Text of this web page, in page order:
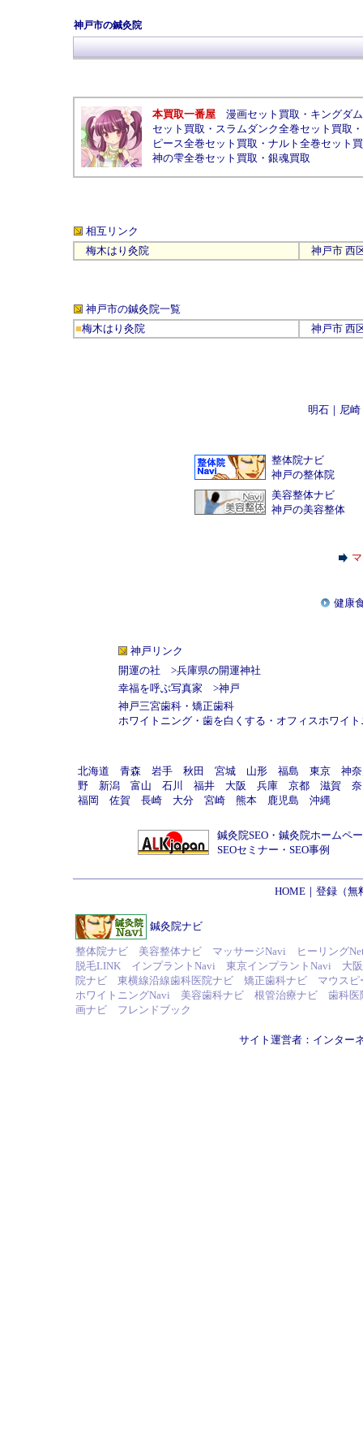
神戸市の鍼灸院
本買取一番屋 漫画セット買取 ・ キングダ
セット買取 ・ スラムダンク全巻セット買取 ・
ピース全巻セット買取 ・ ナルト全巻セット
神の雫全巻セット買取 ・ 銀魂買取
相互リンク
梅木はり灸院
神戸市 西
神戸市の鍼灸院一覧
■梅木はり灸院 神戸市 西
明石｜ 尼崎
整体院ナビ
神戸の整体院
美容整体ナビ
神戸の美容整体
健康
神戸 リンク
開運の社 >兵庫県の開運神社
幸福を呼ぶ写真家 >神戸
神戸三宮歯科・矯正歯科
ホワイトニング ・ 歯を白くする ・ オフィスホワイ
北海道 青森 岩手 秋田 宮城 山形 福島 東京
神
野
新潟 富山 石川 福井 大阪 兵庫 京都 滋賀
福岡
佐賀 長崎 大分 宮崎 熊本 鹿児島 沖縄
鍼灸院SEO ・ 鍼灸院ホームペ
SEOセミナー ・ SEO事例
HOME ｜ 登録（無
鍼灸院ナビ
整体院ナビ 美容整体ナビ マッサージNavi
ヒーリング
脱毛LINK
インプラントNavi 東京インプラントNavi
大
院ナビ
東横線沿線歯科医院ナビ 矯正歯科ナビ
マウスピ
ホワイトニングNavi
美容歯科ナビ 根管治療ナビ
歯科医
画ナビ
フレンドブック
サイト運営者： インター